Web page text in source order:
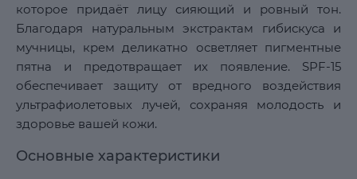
которое придаёт лицу сияющий и ровный тон.
Благодаря натуральным экстрактам гибискуса и
мучницы, крем деликатно осветляет пигментные
пятна и предотвращает их появление. SPF-15
обеспечивает защиту от вредного воздействия
ультрафиолетовых лучей, сохраняя молодость и
здоровье вашей кожи.
Основные характеристики